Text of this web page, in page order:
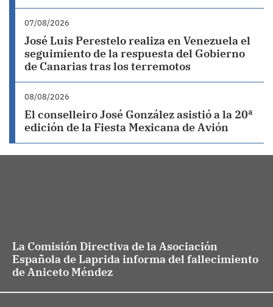
07/08/2026
José Luis Perestelo realiza en Venezuela el
seguimiento de la respuesta del Gobierno
de Canarias tras los terremotos
08/08/2026
El conselleiro José González asistió a la 20ª
edición de la Fiesta Mexicana de Avión
La Comisión Directiva de la Asociación
Española de Laprida informa del fallecimiento
de Aniceto Méndez